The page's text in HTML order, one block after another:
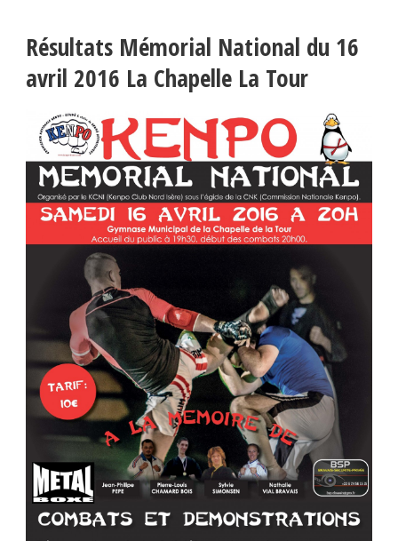
Résultats Mémorial National du 16
avril 2016 La Chapelle La Tour